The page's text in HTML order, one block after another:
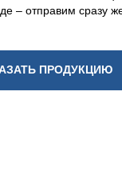
– отправим сразу
ПРОДУКЦИЮ